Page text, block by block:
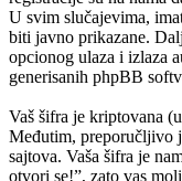
U svim slučajevima,
biti javno prikazane.
opcionog ulaza i izlaza
generisanih phpBB
Vaš šifra je kriptovana
Međutim, preporučljivo
sajtova. Vaša šifra je
otvori se!”, zato vas